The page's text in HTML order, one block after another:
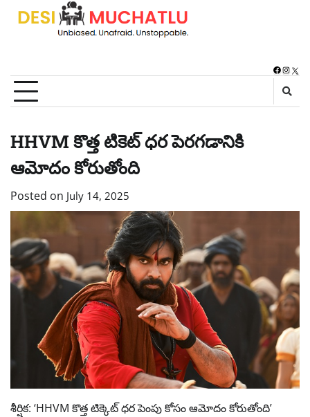
Skip
X
HHVM కొత్త టికెట్ ధర పెరగడానికి
ఆమోదం కోరుతోంది
Posted on July 14, 2025
శీర్షిక: ‘HHVM కొత్త టిక్కెట్ ధర పెంపు కోసం ఆమోదం కోరుతోంది’